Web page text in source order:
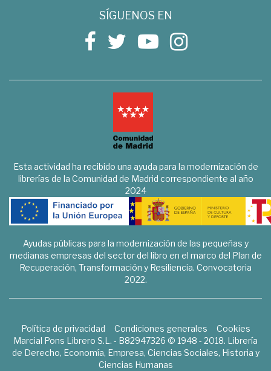
SÍGUENOS EN
Esta actividad ha recibido una ayuda para la modernización de
librerías de la Comunidad de Madrid correspondiente al año
2024
Ayudas públicas para la modernización de las pequeñas y
medianas empresas del sector del libro en el marco del Plan de
Recuperación, Transformación y Resiliencia. Convocatoria
2022.
Política de privacidad Condiciones generales
Cookies
Marcial Pons Librero S.L. - B82947326 © 1948 - 2018. Librería
de Derecho, Economía, Empresa, Ciencias Sociales, Historia y
Ciencias Humanas